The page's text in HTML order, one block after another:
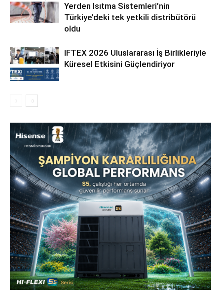
Yerden Isıtma Sistemleri’nin
Türkiye’deki tek yetkili distribütörü
oldu
IFTEX 2026 Uluslararası İş Birlikleriyle
Küresel Etkisini Güçlendiriyor